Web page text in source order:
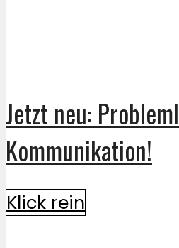
Jetzt neu:
Kommunikation!
Klick rein